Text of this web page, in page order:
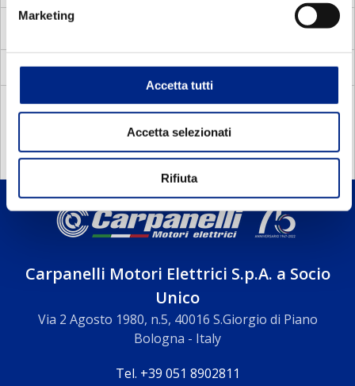
Marketing
Accetta tutti
Accetta selezionati
Rifiuta
Vectorial motors with standard frame
DOCUMENTATION
Carpanelli Motori Elettrici S.p.A. a Socio
Unico
Via 2 Agosto 1980, n.5, 40016 S.Giorgio di Piano
Bologna - Italy
Tel. +39 051 8902811